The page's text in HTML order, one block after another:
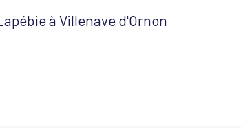
à Villenave d'Ornon